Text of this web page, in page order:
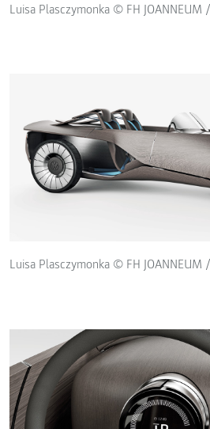
Luisa Plasczymonka © FH JOANNEUM
Luisa Plasczymonka © FH JOANNEUM